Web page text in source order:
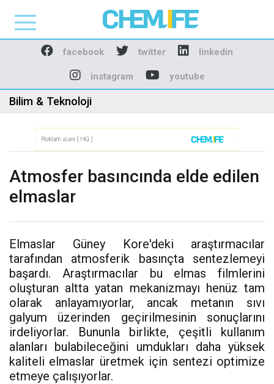
Chemlife - Basılı ve
facebook twitter linkedin
instagram youtube
Bilim & Teknoloji
Atmosfer basıncında elde edilen
elmaslar
Elmaslar Güney Kore'deki araştırmacılar
tarafından atmosferik basınçta sentezlemeyi
başardı. Araştırmacılar bu elmas filmlerini
oluşturan altta yatan mekanizmayı henüz tam
olarak anlayamıyorlar, ancak metanın sıvı
galyum üzerinden geçirilmesinin sonuçlarını
irdeliyorlar. Bununla birlikte, çeşitli kullanım
alanları bulabileceğini umdukları daha yüksek
kaliteli elmaslar üretmek için sentezi optimize
etmeye çalışıyorlar.